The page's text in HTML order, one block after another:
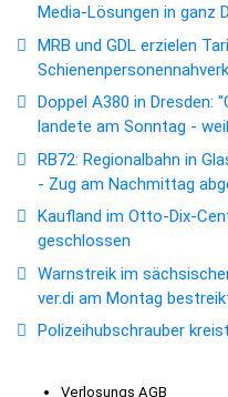
Media-Lösungen in ganz
MRB und GDL erzielen
Doppel A380 in Dresden:
landete am Sonntag -
RB72: Regionalbahn in
- Zug am Nachmittag
Kaufland im Otto-Dix-
geschlossen
Warnstreik im
ver.di am Montag
Polizeihubschrauber
Verlosungs AGB